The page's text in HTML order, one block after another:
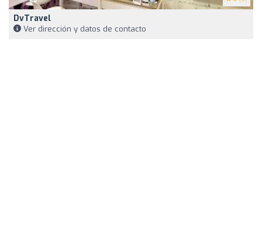
DvTravel
Ver dirección y datos de contacto